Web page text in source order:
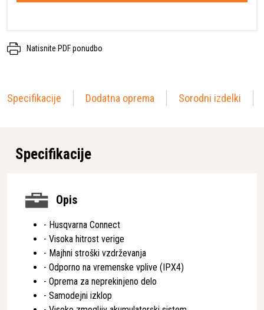
Natisnite PDF ponudbo
Specifikacije Dodatna oprema Sorodni izdelki
Specifikacije
Opis
- Husqvarna Connect
- Visoka hitrost verige
- Majhni stroški vzdrževanja
- Odporno na vremenske vplive (IPX4)
- Oprema za neprekinjeno delo
- Samodejni izklop